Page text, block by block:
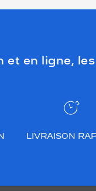
et en ligne,
LIVRAISON